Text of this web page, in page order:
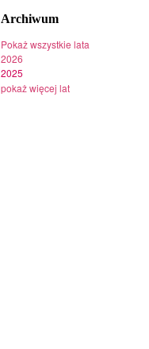
Archiwum
Pokaż wszystkie lata
2026
2025
pokaż więcej lat